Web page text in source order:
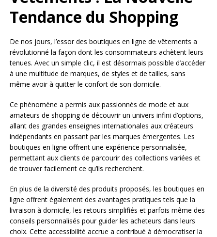
Tendance du Shopping
De nos jours, l’essor des boutiques en ligne de vêtements a
révolutionné la façon dont les consommateurs achètent leurs
tenues. Avec un simple clic, il est désormais possible d’accéder
à une multitude de marques, de styles et de tailles, sans
même avoir à quitter le confort de son domicile.
Ce phénomène a permis aux passionnés de mode et aux
amateurs de shopping de découvrir un univers infini d’options,
allant des grandes enseignes internationales aux créateurs
indépendants en passant par les marques émergentes. Les
boutiques en ligne offrent une expérience personnalisée,
permettant aux clients de parcourir des collections variées et
de trouver facilement ce qu’ils recherchent.
En plus de la diversité des produits proposés, les boutiques en
ligne offrent également des avantages pratiques tels que la
livraison à domicile, les retours simplifiés et parfois même des
conseils personnalisés pour guider les acheteurs dans leurs
choix. Cette accessibilité accrue a contribué à démocratiser la